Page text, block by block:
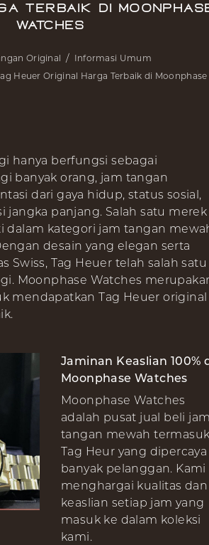
Terbaik di
Watches
Original
Informasi Umum
Heuer Original Harga Terbaik di Moonphase
hanya berfungsi sebagai
banyak orang, jam tangan
dari gaya hidup, status sosial,
jangka panjang. Salah satu merek
dalam kategori jam tangan
desain yang elegan serta
Swiss, Tag Heuer telah salah satu
Moonphase Watches
mendapatkan Tag Heuer original
Jaminan Keaslian 100%
Moonphase Watches
Moonphase Watches
adalah pusat jual beli jam
tangan mewah termasuk
Tag Heur yang dipercaya
banyak pelanggan. Kami
menghargai kualitas dan
keaslian setiap jam yang
masuk ke dalam koleksi
kami.